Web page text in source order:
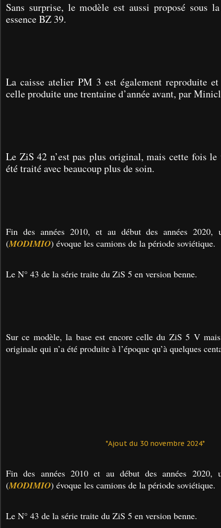
Sans surprise, le modèle est aussi proposé sous
essence BZ 39.
La caisse atelier PM 3 est également reproduite
celle produite une trentaine d’année avant, par
Le ZiS 42 n’est pas plus original, mais cette fois
été traité avec beaucoup plus de soin.
Fin des années 2010, et au début des années 2020,
(MODIMIO) évoque les camions de la période soviétique.
Le N° 43 de la série traite du ZiS 5 en version benne.
Sur ce modèle, la base est encore celle du ZiS 5 V
originale qui n’a été produite à l’époque qu’à quelques
*Ajout du 30 novembre 2024*
Fin des années 2010 et au début des années 2020,
(MODIMIO) évoque les camions de la période soviétique.
Le N° 43 de la série traite du ZiS 5 en version benne.